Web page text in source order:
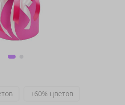
+60% цветов